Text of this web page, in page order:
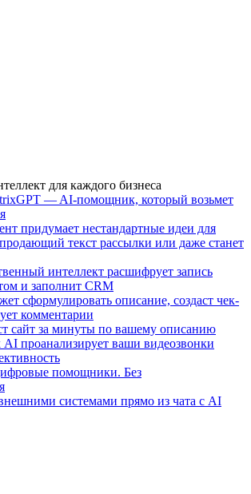
для каждого бизнеса
— AI-помощник, который возьмет
придумает нестандартные идеи для
текст рассылки или даже станет
интеллект расшифрует запись
и заполнит CRM
сформулировать описание, создаст чек-
комментарии
сайт за минуты по вашему описанию
AI проанализирует ваши видеозвонки
помощники. Без
системами прямо из чата с AI